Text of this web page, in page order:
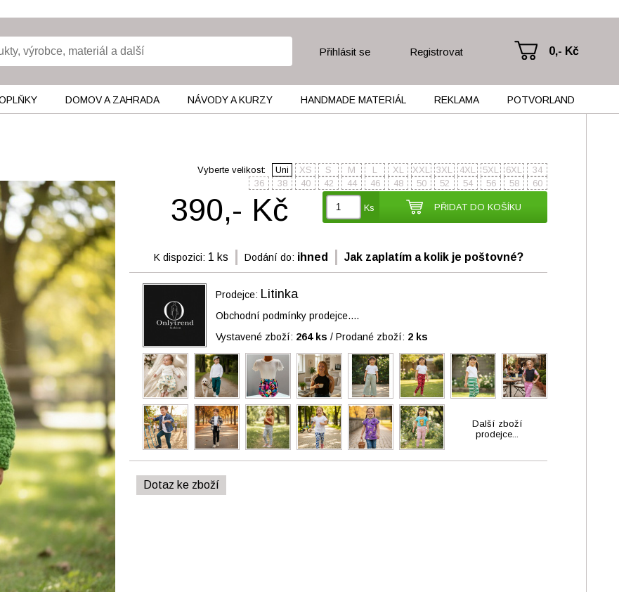
Přihlásit se Registrovat 0,- Kč
DOMOV A ZAHRADA NÁVODY A KURZY HANDMADE MATERIÁL REKLAMA POTVORLAND
390,- Kč
Vyberte velikost: Uni XS S M L XL XXL 3XL 4XL 5XL 6XL
34
36
38 40 42 44 46 48 50 52 54 56 58 60
Ks PŘIDAT DO KOŠÍKU
K dispozici: 1 ks Dodání do: ihned Jak zaplatím a kolik je poštovné?
Prodejce: Litinka
Obchodní podmínky prodejce....
Vystavené zboží: 264 ks / Prodané zboží: 2 ks
Další zboží
prodejce...
Dotaz ke zboží